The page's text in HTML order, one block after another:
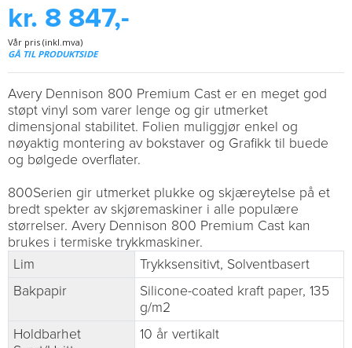
kr. 8 847,-
Vår pris (inkl.mva)
GÅ TIL PRODUKTSIDE
Avery Dennison 800 Premium Cast er en meget god
støpt vinyl som varer lenge og gir utmerket
dimensjonal stabilitet. Folien muliggjør enkel og
nøyaktig montering av bokstaver og Grafikk til buede
og bølgede overflater.
800Serien gir utmerket plukke og skjæreytelse på et
bredt spekter av skjøremaskiner i alle populære
størrelser. Avery Dennison 800 Premium Cast kan
brukes i termiske trykkmaskiner.
Lim
Trykksensitivt, Solventbasert
Bakpapir
Silicone-coated kraft paper, 135
g/m2
Holdbarhet
10 år vertikalt